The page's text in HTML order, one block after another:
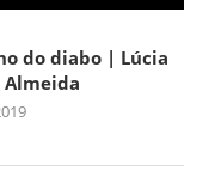
do diabo | Lúcia
Almeida